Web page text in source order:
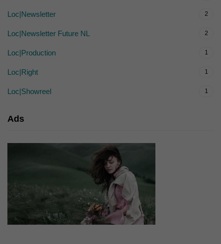
Loc|Newsletter 2
Loc|Newsletter Future NL 2
Loc|Production 1
Loc|Right 1
Loc|Showreel 1
Ads